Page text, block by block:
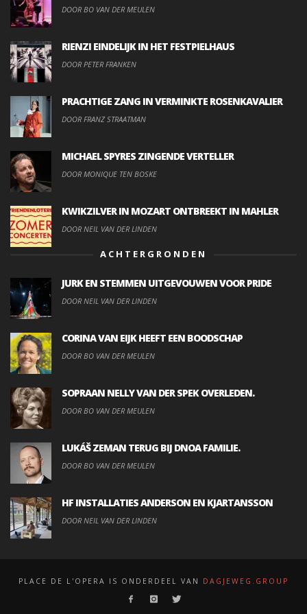
DOOR BO VAN DER MEULEN
RIENZI EINDELIJK IN HET FESTPIELHAUS
DOOR PETER FRANKEN
PRACHTIGE ZANG IN VERMINKTE ROSENKAVALIER
DOOR FRANZ STRAATMAN
MICHAEL SPYRES ZINGENDE VERTELLER
DOOR MONIQUE TEN BOSKE
KWIKZILVER IN MOZART ONTBREEKT IN MAHLER
DOOR NEIL VAN DER LINDEN
ACHTERGRONDEN
JURK EN STEMMEN UITGEVOUWEN VOOR PRIDE
DOOR NEIL VAN DER LINDEN
CORINA VAN EIJK HEEFT EEN BOODSCHAP
DOOR BO VAN DER MEULEN
SOPRAAN NELLY VAN DER SPEK OVERLEDEN.
DOOR BO VAN DER MEULEN
LUKÁŠ ZEMAN TERUG BIJ DNOA FAMILIE.
DOOR BO VAN DER MEULEN
HF INSTALLATIES ANDERSON EN KJARTANSSON
DOOR NEIL VAN DER LINDEN
PLACE DE L'OPERA IS ONDERDEEL VAN DAGJEWEG.GROUP